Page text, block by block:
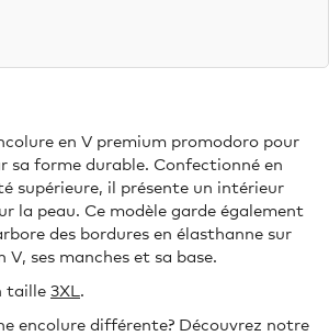
en V premium promodoro pour
sa forme durable. Confectionné en
supérieure, il présente un intérieur
la peau. Ce modèle garde également
des bordures en élasthanne sur
V, ses manches et sa base.
taille 3XL .
encolure différente? Découvrez notre